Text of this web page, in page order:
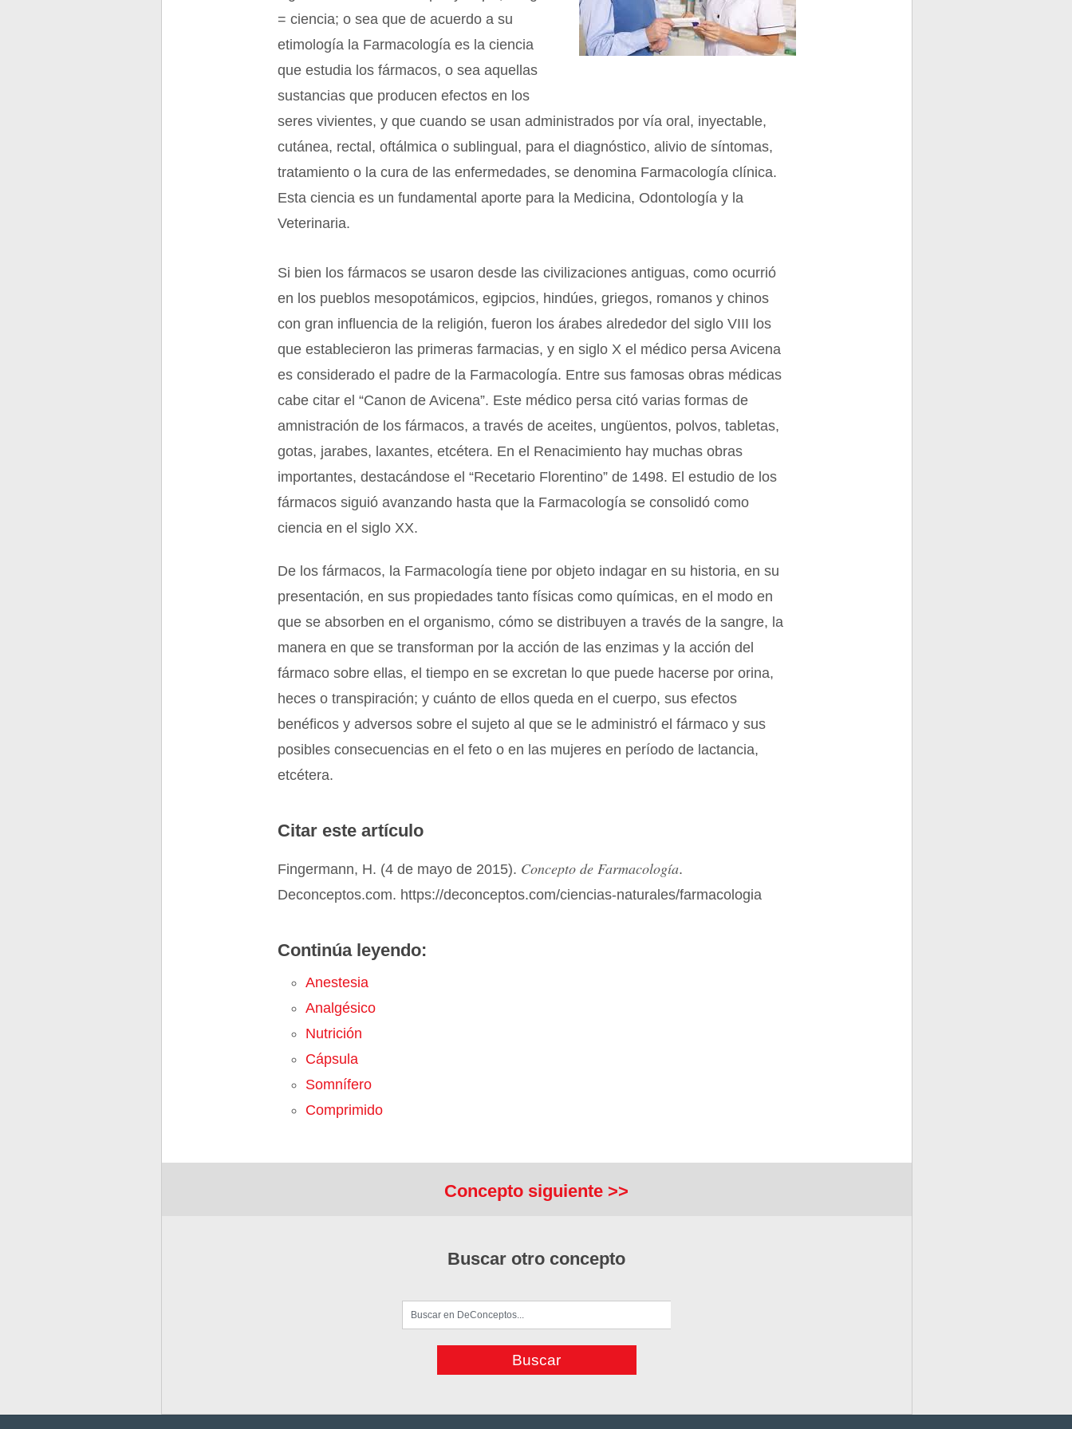
= ciencia; o sea que de acuerdo a su
etimología la Farmacología es la ciencia
que estudia los fármacos, o sea aquellas
sustancias que producen efectos en los
seres vivientes, y que cuando se usan administrados por vía oral, inyectable,
cutánea, rectal, oftálmica o sublingual, para el diagnóstico, alivio de síntomas,
tratamiento o la cura de las enfermedades, se denomina Farmacología clínica.
Esta ciencia es un fundamental aporte para la Medicina, Odontología y la
Veterinaria.
Si bien los fármacos se usaron desde las civilizaciones antiguas, como ocurrió
en los pueblos mesopotámicos, egipcios, hindúes, griegos, romanos y chinos
con gran influencia de la religión, fueron los árabes alrededor del siglo VIII los
que establecieron las primeras farmacias, y en siglo X el médico persa Avicena
es considerado el padre de la Farmacología. Entre sus famosas obras médicas
cabe citar el “Canon de Avicena”. Este médico persa citó varias formas de
amnistración de los fármacos, a través de aceites, ungüentos, polvos, tabletas,
gotas, jarabes, laxantes, etcétera. En el Renacimiento hay muchas obras
importantes, destacándose el “Recetario Florentino” de 1498. El estudio de los
fármacos siguió avanzando hasta que la Farmacología se consolidó como
ciencia en el siglo XX.
De los fármacos, la Farmacología tiene por objeto indagar en su historia, en su
presentación, en sus propiedades tanto físicas como químicas, en el modo en
que se absorben en el organismo, cómo se distribuyen a través de la sangre, la
manera en que se transforman por la acción de las enzimas y la acción del
fármaco sobre ellas, el tiempo en se excretan lo que puede hacerse por orina,
heces o transpiración; y cuánto de ellos queda en el cuerpo, sus efectos
benéficos y adversos sobre el sujeto al que se le administró el fármaco y sus
posibles consecuencias en el feto o en las mujeres en período de lactancia,
etcétera.
Citar este artículo
Fingermann, H. (4 de mayo de 2015). Concepto de Farmacología.
Deconceptos.com. https://deconceptos.com/ciencias-naturales/farmacologia
Continúa leyendo:
Anestesia
Analgésico
Nutrición
Cápsula
Somnífero
Comprimido
Concepto siguiente >>
Buscar otro concepto